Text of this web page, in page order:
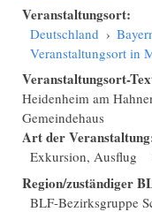
Veranstaltungsort:
Deutschland ›
Veranstaltungsort in
Veranstaltungsort-
Heidenheim am
Gemeindehaus
Art der
Exkursion, Ausflug
Region/zuständiger
BLF-Bezirksgruppe